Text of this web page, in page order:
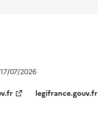
07/2026
legifrance.gouv.fr